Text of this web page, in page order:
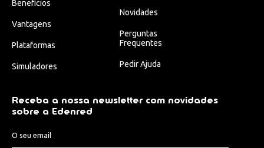
Benefícios
Vantagens
Plataformas
Simuladores
Novidades
Perguntas
Frequentes
Pedir Ajuda
Receba a nossa newsletter com novidades
sobre a Edenred